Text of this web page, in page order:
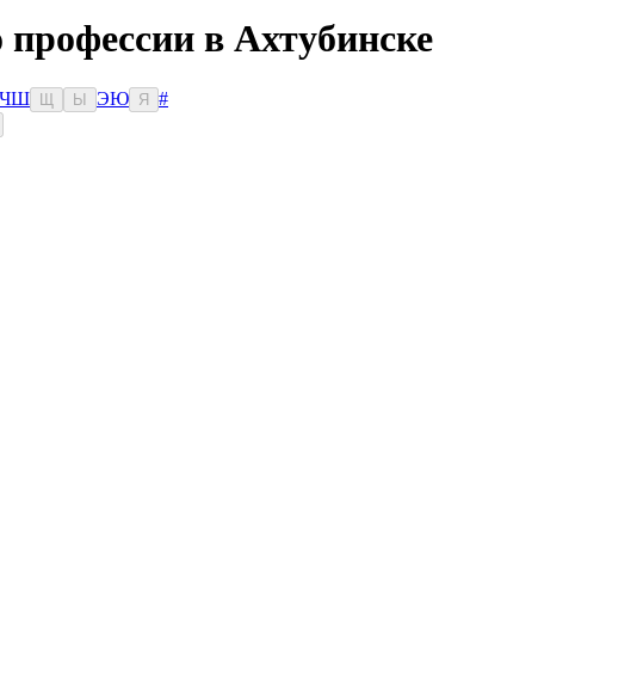
в Ахтубинске
ЧШ Ы ЭЮ Я
#